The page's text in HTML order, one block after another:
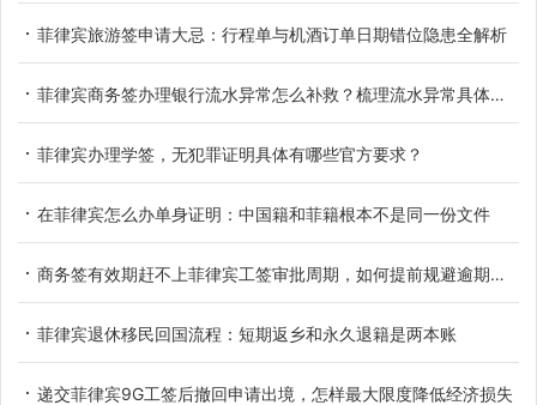
菲律宾旅游签申请大忌：行程单与机酒订单日期错位隐患全解析
菲律宾商务签办理银行流水异常怎么补救？梳理流水异常具体类型
菲律宾办理学签，无犯罪证明具体有哪些官方要求？
在菲律宾怎么办单身证明：中国籍和菲籍根本不是同一份文件
商务签有效期赶不上菲律宾工签审批周期，如何提前规避逾期滞留
菲律宾退休移民回国流程：短期返乡和永久退籍是两本账
递交菲律宾9G工签后撤回申请出境，怎样最大限度降低经济损失